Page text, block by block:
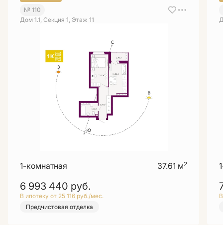
№ 110
Дом 1.1, Секция 1, Этаж 11
1-комнатная 37.61 м2
6 993 440 руб.
В ипотеку от 25 116 руб./мес.
Предчистовая отделка